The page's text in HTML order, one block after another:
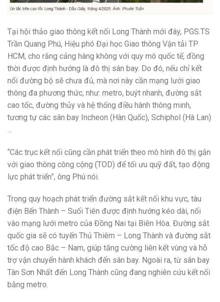
Tại hội thảo giao thông kết nối Long Thành mới đây, PGS.TS
Trần Quang Phú, Hiệu phó Đại học Giao thông Vận tải TP
HCM, cho rằng cảng hàng không với quy mô quốc tế, đồng
thời được định hướng là đô thị sân bay. Do đó, nếu chỉ kết
nối đường bộ sẽ chưa đủ, mà nơi này cần mạng lưới giao
thông đa phương thức, như: metro, buýt nhanh, đường sắt
cao tốc, đường thủy và hệ thống điều hành thông minh,
tương tự các sân bay Incheon (Hàn Quốc), Schiphol (Hà Lan)
…
“Các trục kết nối cũng cần phát triển theo mô hình đô thị gắn
với giao thông công cộng (TOD) để tối ưu quỹ đất, tạo động
lực phát triển”, ông Phú nói.
Trong quy hoạch phát triển đường sắt kết nối khu vực, tàu
điện Bến Thành – Suối Tiên được định hướng kéo dài, nối
vào mạng lưới metro của Đồng Nai tại Biên Hòa. Đường sắt
quốc gia sẽ có tuyến Thủ Thiêm – Long Thành và đường sắt
tốc độ cao Bắc – Nam, giúp tăng cường liên kết vùng và hỗ
trợ vận chuyển hành khách đến sân bay. Ngoài ra, từ sân bay
Tân Sơn Nhất đến Long Thành cũng đang nghiên cứu kết nối
bằng metro.